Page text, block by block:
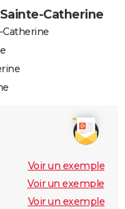
Catherine
Catherine
Voir un exemple
Voir un exemple
Voir un exemple